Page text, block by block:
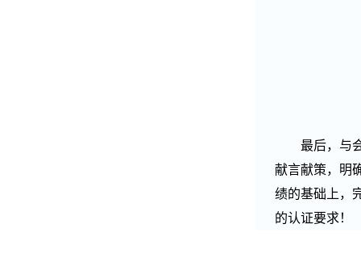
最后，与
献言献策，明
绩的基础上，
的认证要求！